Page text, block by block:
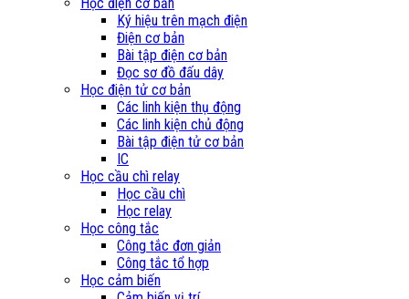
Ký hiệu trên mạch điện
Điện cơ bản
Bài tập điện cơ bản
Đọc sơ đồ đấu dây
Học điện tử cơ bản
Các linh kiện thụ động
Các linh kiện chủ động
Bài tập điện tử cơ bản
IC
Học cầu chì relay
Học cầu chì
Học relay
Học công tắc
Công tắc đơn giản
Công tắc tổ hợp
Học cảm biến